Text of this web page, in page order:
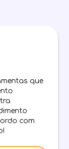
que
com